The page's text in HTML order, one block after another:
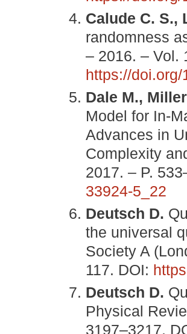
Calude C. S.,
randomness
– 2016. – Vol.
https://
Dale M.,
Model for In-
Advances in
Complexity
2017. – P.
33924-5_22
Deutsch D.
the universal
Society A
117. DOI:
Deutsch D.
Physical
3197–3217.